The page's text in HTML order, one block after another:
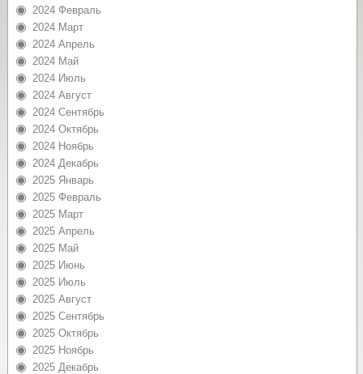
2024 Февраль
2024 Март
2024 Апрель
2024 Май
2024 Июль
2024 Август
2024 Сентябрь
2024 Октябрь
2024 Ноябрь
2024 Декабрь
2025 Январь
2025 Февраль
2025 Март
2025 Апрель
2025 Май
2025 Июнь
2025 Июль
2025 Август
2025 Сентябрь
2025 Октябрь
2025 Ноябрь
2025 Декабрь